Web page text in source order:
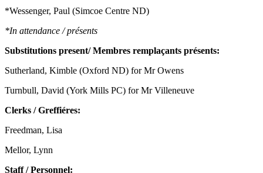
*Wessenger, Paul (Simcoe Centre ND)
*In attendance / présents
Substitutions present/ Membres remplaçants présents:
Sutherland, Kimble (Oxford ND) for Mr Owens
Turnbull, David (York Mills PC) for Mr Villeneuve
Clerks / Greffiéres:
Freedman, Lisa
Mellor, Lynn
Staff / Personnel: